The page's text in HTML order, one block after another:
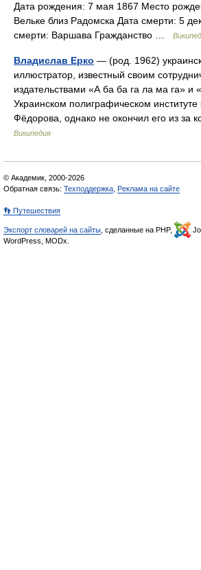
Дата рождения: 7 мая 1867 Место
Вельке близ Радомска Дата смерти: 5
смерти: Варшава Гражданство …
Владислав Ерко — (род. 1962)
иллюстратор, известный своим
издательствами «А ба ба га ла ма га»
Украинском полиграфическом
Фёдорова, однако не окончил его из за
Википедия
© Академик, 2000-2026
Обратная связь: Техподдержка Реклама на сайте
👣 Путешествия
Экспорт словарей на сайты , сделанные на PHP,
WordPress, MODx.